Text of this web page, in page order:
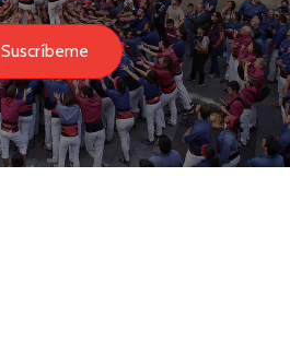
Suscríbeme